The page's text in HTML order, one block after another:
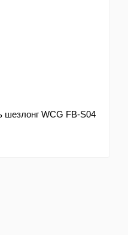
шезлонг WCG FB-S04